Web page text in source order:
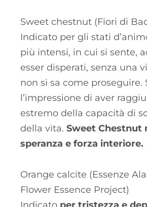
Sweet chestnut (Fiori di
Indicato per gli stati
più intensi, in cui si sente,
esser disperati, senza una
non si sa come proseguire.
l’impressione di aver
estremo della capacità di
della vita. Sweet Chestnut
speranza e forza interiore.
Orange calcite (Essenze
Flower Essence Project)
Indicato per tristezza e